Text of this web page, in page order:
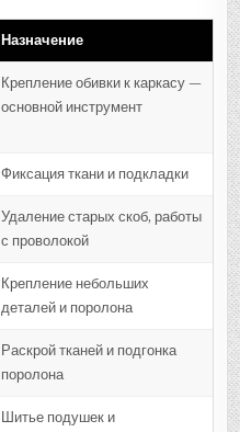
Назначение
Крепление обивки к каркасу —
основной инструмент
Фиксация ткани и подкладки
Удаление старых скоб, работы
с проволокой
Крепление небольших
деталей и поролона
Раскрой тканей и подгонка
поролона
Шитье подушек и